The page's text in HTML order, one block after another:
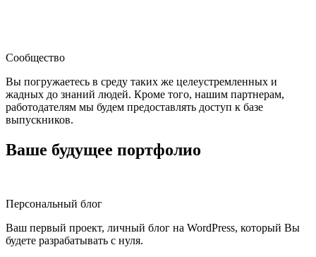
Сообщество
Вы погружаетесь в среду таких же целеустремленных и
жадных до знаний людей. Кроме того, нашим партнерам,
работодателям мы будем предоставлять доступ к базе
выпускников.
Ваше будущее портфолио
Персональный блог
Ваш первый проект, личный блог на WordPress, который Вы
будете разрабатывать с нуля.